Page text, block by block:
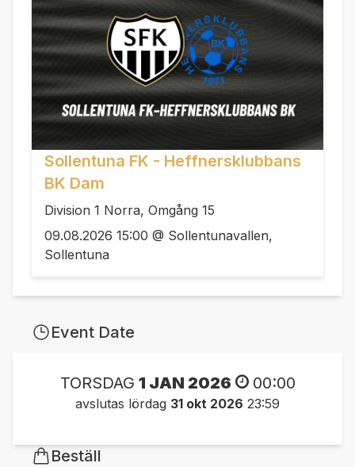
Sollentuna FK - Heffnersklubbans
BK Dam
Division 1 Norra, Omgång 15
09.08.2026 15:00 @ Sollentunavallen,
Sollentuna
Event Date
TORSDAG 1 JAN 2026 00:00
avslutas lördag 31 okt 2026 23:59
Beställ